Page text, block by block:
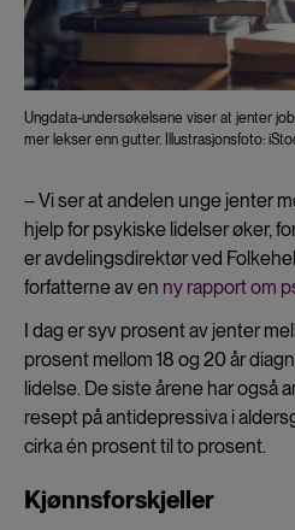
Ungdata-undersøkelsene viser at jenter
mer lekser enn gutter. Illustrasjonsfoto:
– Vi ser at andelen unge jenter
hjelp for psykiske lidelser øker,
er avdelingsdirektør ved
forfatterne av en ny rapport om
I dag er syv prosent av jenter
prosent mellom 18 og 20 år
lidelse. De siste årene har også
resept på antidepressiva i
cirka én prosent til to prosent.
Kjønnsforskjeller